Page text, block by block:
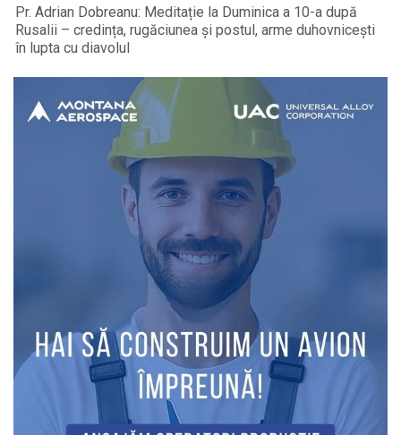
Pr. Adrian Dobreanu: Meditație la Duminica a 10-a după
Rusalii – credința, rugăciunea și postul, arme duhovnicești
în lupta cu diavolul